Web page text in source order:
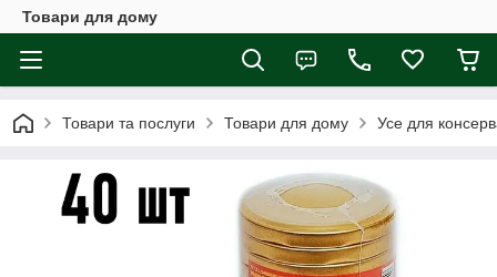
Товари для дому
Товари та послуги Товари для дому Усе для